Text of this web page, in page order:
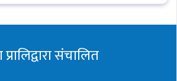
संचालित